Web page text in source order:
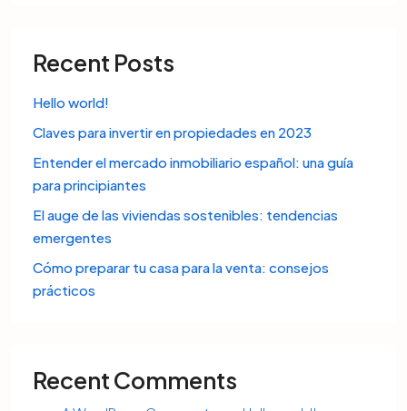
Recent Posts
Hello world!
Claves para invertir en propiedades en 2023
Entender el mercado inmobiliario español: una guía
para principiantes
El auge de las viviendas sostenibles: tendencias
emergentes
Cómo preparar tu casa para la venta: consejos
prácticos
Recent Comments